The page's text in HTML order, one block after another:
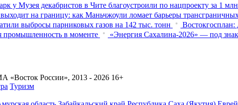
у Музея декабристов в Чите благоустроили по нацпроекту за 1
на границу: как Маньчжоули ломает барьеры
выбросы парниковых газов на 142 тыс. тонн
Востокгосплан:
промышленность в моменте
«Энергия Сахалина-2026» — под
«Восток России», 2013 - 2026 16+
Туризм